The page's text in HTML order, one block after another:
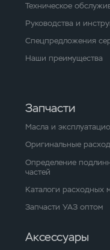
Техническое
Руководства и
Спецпредложения
Наши преимущества
Запчасти
Масла и
Оригинальные
Определение
частей
Каталоги расходных
Запчасти УАЗ оптом
Аксессуары